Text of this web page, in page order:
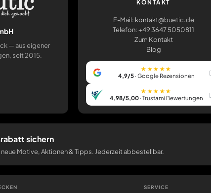
— aus eigener
seit 2015.
KONTAKT
E-Mail: kontakt@buetic.de
Telefon: +49 3647 5050811
Zum Kontakt
Blog
★★★★★
4,9/5 · Google Rezensionen
★★★★★
4,98/5,00 · Trustami Bewertungen
sichern
Motive, Aktionen & Tipps. Jederzeit abbestellbar.
SERVICE